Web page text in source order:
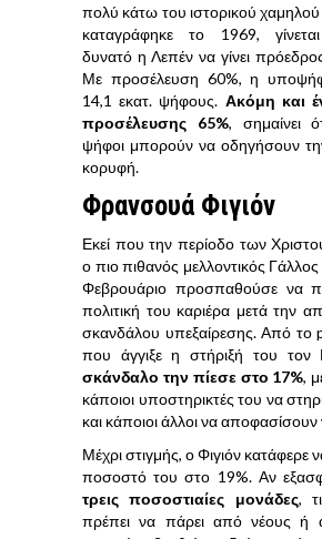
πολύ κάτω του ιστορικού
καταγράφηκε το 1969,
δυνατό η Λεπέν να γίνει
Με προσέλευση 60%, η
14,1 εκατ. ψήφους. Ακόμη και
προσέλευσης 65%, σημαίνει
ψήφοι μπορούν να οδηγήσουν
κορυφή.
Φρανσουά Φιγιόν
Εκεί που την περίοδο των
ο πιο πιθανός μελλοντικός
Φεβρουάριο προσπαθούσε να
πολιτική του καριέρα μετά την
σκανδάλου υπεξαίρεσης. Από το
που άγγιξε η στήριξή του τον
σκάνδαλο την πίεσε στο 17%,
κάποιοι υποστηρικτές του να
και κάποιοι άλλοι να
Μέχρι στιγμής, ο Φιγιόν κατάφερε
ποσοστό του στο 19%. Αν
τρεις ποσοστιαίες μονάδες,
πρέπει να πάρει από νέους ή